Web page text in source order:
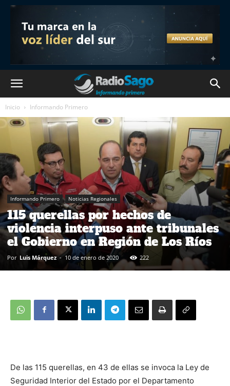
Inicio Informando Primero
Informando Primero Noticias Regionales
115 querellas por hechos de
violencia interpuso ante tribunales
el Gobierno en Región de Los Ríos
Por Luis Márquez - 10 de enero de 2020 222
De las 115 querellas, en 43 de ellas se invoca la Ley de
Seguridad Interior del Estado por el Departamento